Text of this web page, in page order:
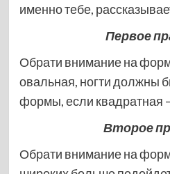
именно тебе,
Первое
Обрати внимание на
овальная, ногти должны
формы, если квадратная
Второе
Обрати внимание на